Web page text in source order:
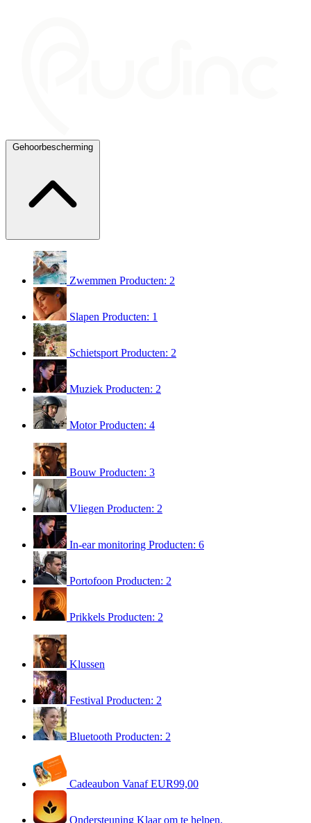
Gehoorbescherming
Zwemmen Producten: 2
Slapen Producten: 1
Schietsport Producten: 2
Muziek Producten: 2
MotorProducten: 4
Bouw Producten: 3
Vliegen Producten: 2
In-ear monitoring Producten: 6
Portofoon Producten: 2
Prikkels Producten: 2
Klussen
Festival Producten: 2
Bluetooth Producten: 2
Cadeaubon Vanaf EUR99,00
Ondersteuning Klaar om te helpen.